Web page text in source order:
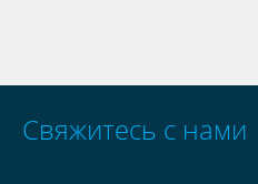
Свяжитесь с нами